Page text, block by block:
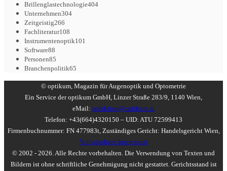
Brillenglastechnologie404
Unternehmen304
Zeitgeistig266
Fachliteratur108
Instrumentenoptik101
Software88
Personen85
Branchenpolitik65
© optikum, Magazin für Augenoptik und Optometrie
Ein Service der optikum GmbH, Linzer Straße 283/9, 1140 Wien,
eMail: redaktion@optikum.at
Telefon: +43(664)4320150 – UID: ATU 72599413
Firmenbuchnummer: FN 477983t, Zuständiges Gericht: Handelsgericht Wien,
Vollständiges Impressum
© 2002 - 2026. Alle Rechte vorbehalten. Die Verwendung von Texten und
Bildern ist ohne schriftliche Genehmigung nicht gestattet. Gerichtsstand ist